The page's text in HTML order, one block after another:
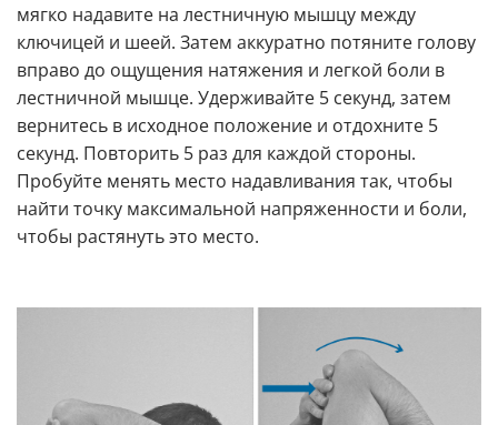
мягко надавите на лестничную мышцу между
ключицей и шеей. Затем аккуратно потяните голову
вправо до ощущения натяжения и легкой боли в
лестничной мышце. Удерживайте 5 секунд, затем
вернитесь в исходное положение и отдохните 5
секунд. Повторить 5 раз для каждой стороны.
Пробуйте менять место надавливания так, чтобы
найти точку максимальной напряженности и боли,
чтобы растянуть это место.